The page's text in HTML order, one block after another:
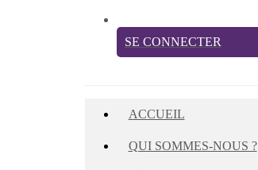
SE CONNECTER
ACCUEIL
QUI SOMMES-NOUS ?